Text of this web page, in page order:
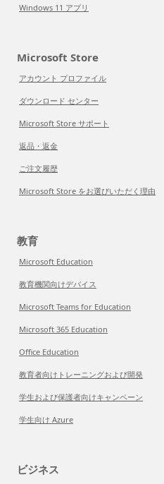
Windows 11 アプリ
Microsoft Store
アカウント プロファイル
ダウンロード センター
Microsoft Store サポート
返品・返金
ご注文履歴
Microsoft Store をお選びいただく理由
教育
Microsoft Education
教育機関向けデバイス
Microsoft Teams for Education
Microsoft 365 Education
Office Education
教育者向けトレーニングおよび開発
学生および保護者向けキャンペーン
学生向け Azure
ビジネス